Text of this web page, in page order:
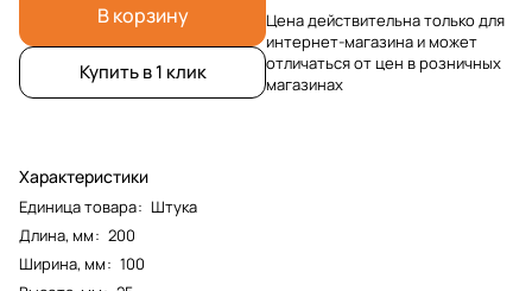
В корзину
Купить в 1 клик
Характеристики
Единица товара: Штука
Длина, мм: 200
Ширина, мм: 100
Цена действительна только для
интернет-магазина и может
отличаться от цен в розничных
магазинах